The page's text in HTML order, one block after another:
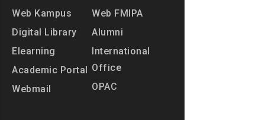
Web Kampus
Digital Library
Elearning
Academic Portal
Webmail
Web FMIPA
Alumni
International
Office
OPAC